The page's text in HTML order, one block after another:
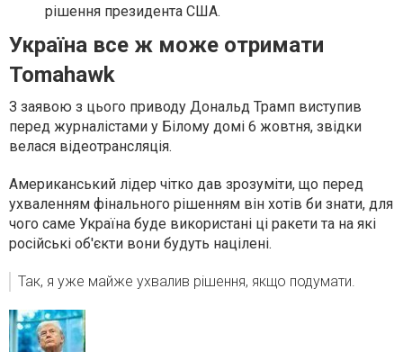
рішення президента США.
Україна все ж може отримати
Tomahawk
З заявою з цього приводу Дональд Трамп виступив
перед журналістами у Білому домі 6 жовтня, звідки
велася відеотрансляція.
Американський лідер чітко дав зрозуміти, що перед
ухваленням фінального рішенням він хотів би знати, для
чого саме Україна буде використані ці ракети та на які
російські об'єкти вони будуть націлені.
Так, я уже майже ухвалив рішення, якщо подумати.